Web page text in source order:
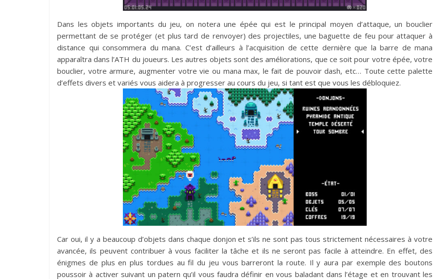
Dans les objets importants du jeu, on notera une épée qui est le principal moyen d’attaque, un bouclier
permettant de se protéger (et plus tard de renvoyer) des projectiles, une baguette de feu pour attaquer à
distance qui consommera du mana. C’est d’ailleurs à l’acquisition de cette dernière que la barre de mana
apparaîtra dans l’ATH du joueurs. Les autres objets sont des améliorations, que ce soit pour votre épée, votre
bouclier, votre armure, augmenter votre vie ou mana max, le fait de pouvoir dash, etc… Toute cette palette
d’effets divers et variés vous aidera à progresser au cours du jeu, si tant est que vous les débloquiez.
Car oui, il y a beaucoup d’objets dans chaque donjon et s’ils ne sont pas tous strictement nécessaires à votre
avancée, ils peuvent contribuer à vous faciliter la tâche et ils ne seront pas facile à atteindre. En effet, des
énigmes de plus en plus tordues au fil du jeu vous barreront la route. Il y aura par exemple des boutons
poussoir à activer suivant un patern qu’il vous faudra définir en vous baladant dans l’étage et en trouvant les